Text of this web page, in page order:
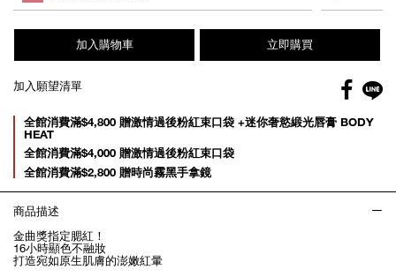
加入購物車 立即購買
加入願望清單
Promotions
全館消費滿$4,800 贈激情過後粉紅束口袋 +迷你奢慾緞光唇膏 BODY
HEAT
全館消費滿$4,000 贈激情過後粉紅束口袋
全館消費滿$2,800 贈時尚霧黑手拿鏡
商品描述
金曲獎指定腮紅！
16小時顯色不融妝
打造宛如原生肌膚的澎嫩紅暈